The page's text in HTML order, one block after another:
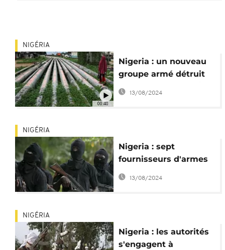
00:40
NIGÉRIA
Nigeria : un nouveau
groupe armé détruit
un pipeline dans l'État
13/08/2024
NIGÉRIA
Nigeria : sept
fournisseurs d'armes
aux Vengeurs du
13/08/2024
NIGÉRIA
Nigeria : les autorités
s'engagent à